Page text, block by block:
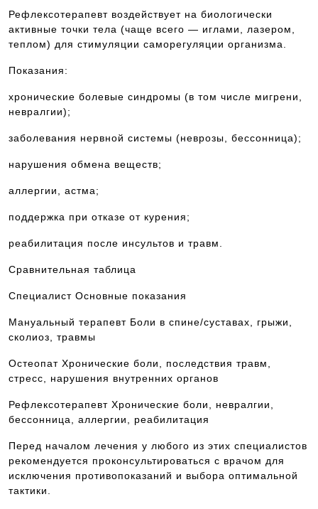
Рефлексотерапевт воздействует на биологически
активные точки тела (чаще всего — иглами, лазером,
теплом) для стимуляции саморегуляции организма.
Показания:
хронические болевые синдромы (в том числе мигрени,
невралгии);
заболевания нервной системы (неврозы, бессонница);
нарушения обмена веществ;
аллергии, астма;
поддержка при отказе от курения;
реабилитация после инсультов и травм.
Сравнительная таблица
Специалист Основные показания
Мануальный терапевт Боли в спине/суставах, грыжи,
сколиоз, травмы
Остеопат Хронические боли, последствия травм,
стресс, нарушения внутренних органов
Рефлексотерапевт Хронические боли, невралгии,
бессонница, аллергии, реабилитация
Перед началом лечения у любого из этих специалистов
рекомендуется проконсультироваться с врачом для
исключения противопоказаний и выбора оптимальной
тактики.